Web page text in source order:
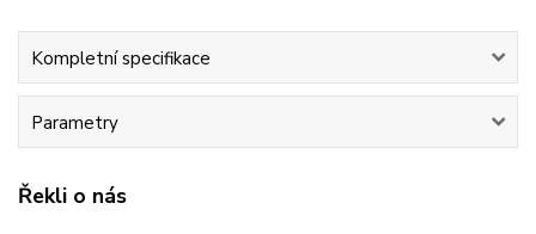
Kompletní specifikace
Parametry
Řekli o nás